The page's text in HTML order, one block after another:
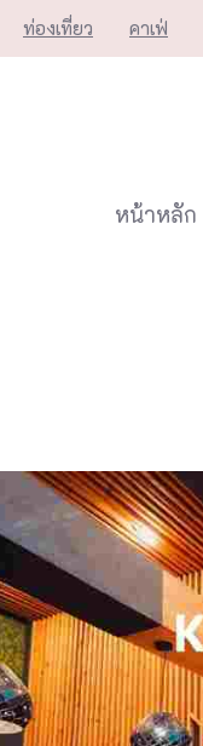
ท่องเที่ยว คาเฟ่
หน้าหลัก